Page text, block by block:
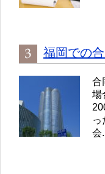
福岡での
合
場
っ
会